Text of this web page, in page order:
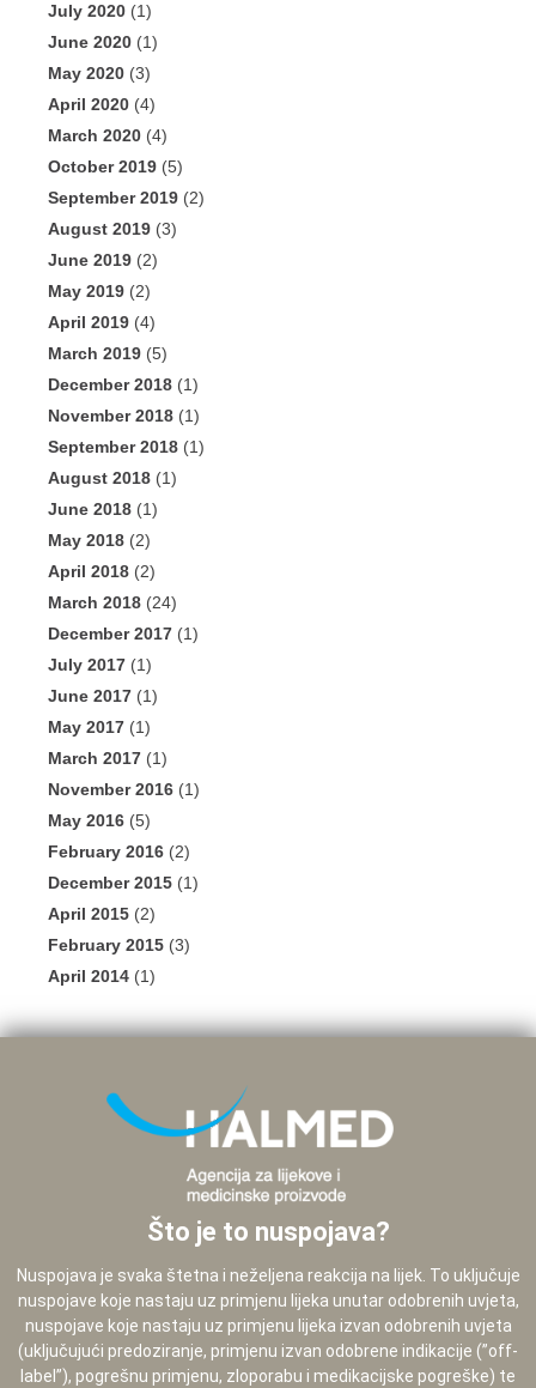
July 2020 (1)
June 2020 (1)
May 2020 (3)
April 2020 (4)
March 2020 (4)
October 2019 (5)
September 2019 (2)
August 2019 (3)
June 2019 (2)
May 2019 (2)
April 2019 (4)
March 2019 (5)
December 2018 (1)
November 2018 (1)
September 2018 (1)
August 2018 (1)
June 2018 (1)
May 2018 (2)
April 2018 (2)
March 2018 (24)
December 2017 (1)
July 2017 (1)
June 2017 (1)
May 2017 (1)
March 2017 (1)
November 2016 (1)
May 2016 (5)
February 2016 (2)
December 2015 (1)
April 2015 (2)
February 2015 (3)
April 2014 (1)
Što je to nuspojava?
Nuspojava je svaka štetna i neželjena reakcija na lijek. To uključuje
nuspojave koje nastaju uz primjenu lijeka unutar odobrenih uvjeta,
nuspojave koje nastaju uz primjenu lijeka izvan odobrenih uvjeta
(uključujući predoziranje, primjenu izvan odobrene indikacije (”off-
label”), pogrešnu primjenu, zloporabu i medikacijske pogreške) te